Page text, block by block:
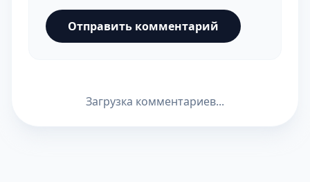
Отправить комментарий
Загрузка комментариев...